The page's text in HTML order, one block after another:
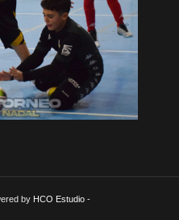
by HCO Estudio -